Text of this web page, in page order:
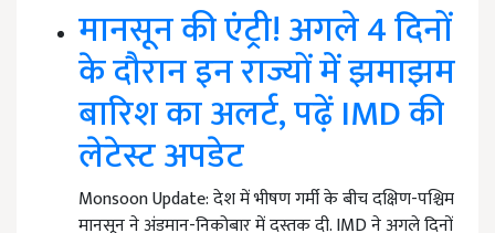
मानसून की एंट्री! अगले 4 दिनों
के दौरान इन राज्यों में झमाझम
बारिश का अलर्ट, पढ़ें IMD की
लेटेस्ट अपडेट
Monsoon Update: देश में भीषण गर्मी के बीच दक्षिण-पश्चिम
मानसून ने अंडमान-निकोबार में दस्तक दी. IMD ने अगले दिनों